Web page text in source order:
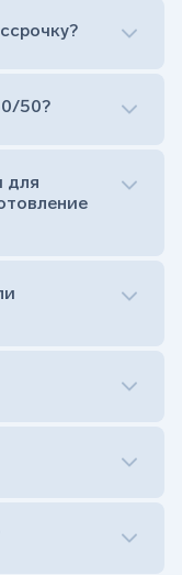
при помощи
бывает, что
или
не рисовать)
50?
для
на дом